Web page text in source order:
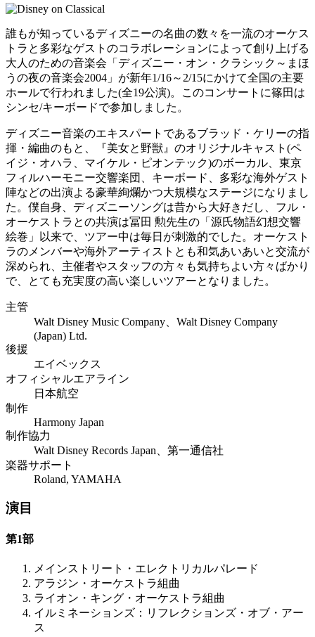
誰もが知っているディズニーの名曲の数々を一流のオーケス
トラと多彩なゲストのコラボレーションによって創り上げる
大人のための音楽会「ディズニー・オン・クラシック～まほ
うの夜の音楽会2004」が新年1/16～2/15にかけて全国の主要
ホールで行われました(全19公演)。このコンサートに篠田は
シンセ/キーボードで参加しました。
ディズニー音楽のエキスパートであるブラッド・ケリーの指
揮・編曲のもと、『美女と野獣』のオリジナルキャスト(ペ
イジ・オハラ、マイケル・ピオンテック)のボーカル、東京
フィルハーモニー交響楽団、キーボード、多彩な海外ゲスト
陣などの出演よる豪華絢爛かつ大規模なステージになりまし
た。僕自身、ディズニーソングは昔から大好きだし、フル・
オーケストラとの共演は冨田 勲先生の「源氏物語幻想交響
絵巻」以来で、ツアー中は毎日が刺激的でした。オーケスト
ラのメンバーや海外アーティストとも和気あいあいと交流が
深められ、主催者やスタッフの方々も気持ちよい方々ばかり
で、とても充実度の高い楽しいツアーとなりました。
主管
Walt Disney Music Company、Walt Disney Company
(Japan) Ltd.
後援
エイベックス
オフィシャルエアライン
日本航空
制作
Harmony Japan
制作協力
Walt Disney Records Japan、第一通信社
楽器サポート
Roland, YAMAHA
演目
第1部
メインストリート・エレクトリカルパレード
アラジン・オーケストラ組曲
ライオン・キング・オーケストラ組曲
イルミネーションズ：リフレクションズ・オブ・アー
ス